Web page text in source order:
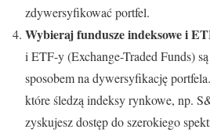
zdywersyfikować portfel.
Wybieraj fundusze indeksowe i
i ETF-y (Exchange-Traded Funds)
sposobem na dywersyfikację
które śledzą indeksy rynkowe, np.
zyskujesz dostęp do szerokiego